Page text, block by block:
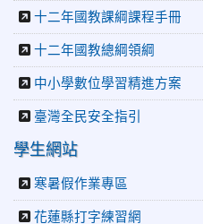
十二年國教課綱課程手冊
十二年國教總綱領綱
中小學數位學習精進方案
臺灣全民安全指引
學生網站
寒暑假作業專區
花蓮縣打字練習網